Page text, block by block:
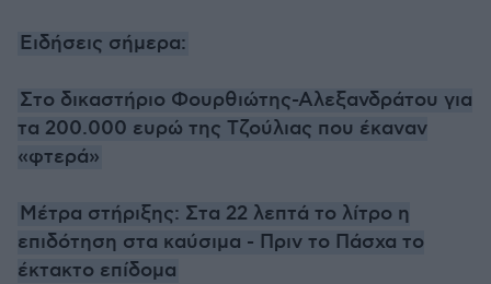
Ειδήσεις σήμερα:
Στο δικαστήριο Φουρθιώτης-Αλεξανδράτου για
τα 200.000 ευρώ της Τζούλιας που έκαναν
«φτερά»
Μέτρα στήριξης: Στα 22 λεπτά το λίτρο η
επιδότηση στα καύσιμα - Πριν το Πάσχα το
έκτακτο επίδομα